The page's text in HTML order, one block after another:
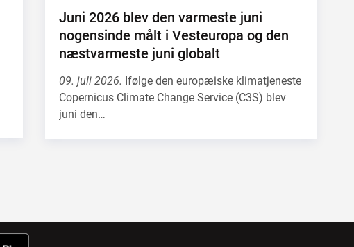
Juni 2026 blev den varmeste juni
nogensinde målt i Vesteuropa og den
næstvarmeste juni globalt
09. juli 2026. Ifølge den europæiske klimatjeneste
Copernicus Climate Change Service (C3S) blev
juni den…